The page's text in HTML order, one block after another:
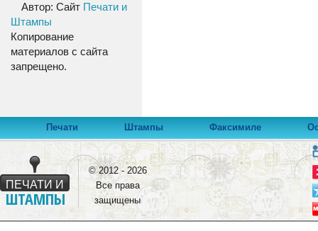
Автор: Сайт Печати и
Штампы
Копирование
материалов с сайта
запрещено.
Печати Штампы Факсимиле
ПЕЧАТИ И
ШТАМПЫ
© 2012 - 2026
Все права
защищены